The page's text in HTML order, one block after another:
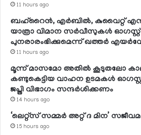
11 hours ago
ബഹ്റൈന്‍, എര്‍ബില്‍, കുവൈറ്റ്
യാത്രാ വിമാന സര്‍വീസുകള്‍
പുനരാരംഭിക്കുമെന്ന് ഖത്തര്‍
11 hours ago
മൂന്ന് മാസമോ അതില്‍ കൂടുതലോ
കണ്ടുകെട്ടിയ വാഹന ഉടമകള്‍
ജപ്തി വിഭാഗം സന്ദര്‍ശിക്കണം
14 hours ago
‘ലെറ്റ്‌സ് സമ്മര്‍ അറ്റ് ദ മിന’
15 hours ago